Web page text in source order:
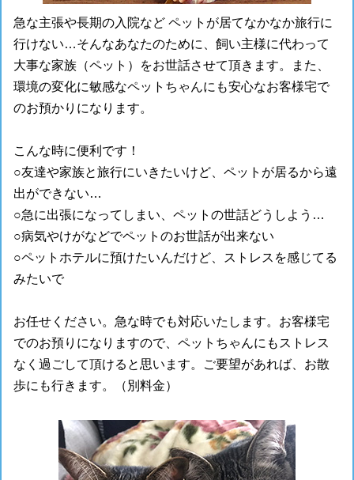
急な主張や長期の入院など ペットが居てなかなか旅行に
行けない…そんなあなたのために、飼い主様に代わって
大事な家族（ペット）をお世話させて頂きます。また、
環境の変化に敏感なペットちゃんにも安心なお客様宅で
のお預かりになります。
こんな時に便利です！
○友達や家族と旅行にいきたいけど、ペットが居るから遠
出ができない…
○急に出張になってしまい、ペットの世話どうしよう…
○病気やけがなどでペットのお世話が出来ない
○ペットホテルに預けたいんだけど、ストレスを感じてる
みたいで
お任せください。急な時でも対応いたします。お客様宅
でのお預りになりますので、ペットちゃんにもストレス
なく過ごして頂けると思います。ご要望があれば、お散
歩にも行きます。（別料金）